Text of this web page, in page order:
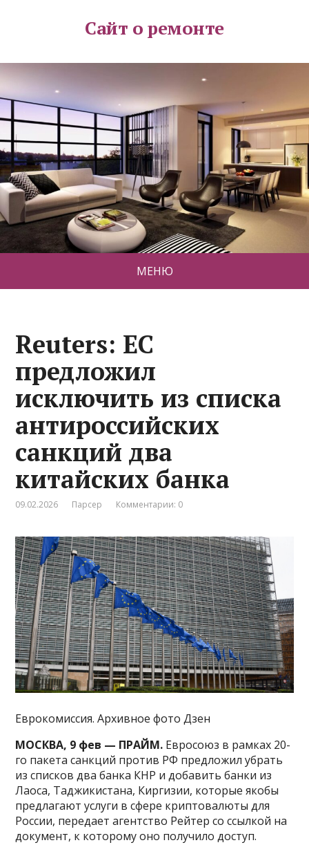
Сайт о ремонте
МЕНЮ
Reuters: ЕС
предложил
исключить из списка
антироссийских
санкций два
китайских банка
09.02.2026 Парсер Комментарии: 0
Еврокомиссия. Архивное фото Дзен
МОСКВА, 9 фев — ПРАЙМ. Евросоюз в рамках 20-
го пакета санкций против РФ предложил убрать
из списков два банка КНР и добавить банки из
Лаоса, Таджикистана, Киргизии, которые якобы
предлагают услуги в сфере криптовалюты для
России, передает агентство Рейтер со ссылкой на
документ, к которому оно получило доступ.